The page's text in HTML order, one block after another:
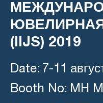
(IIJS) 2019
Date: 7-11
Booth No: MH